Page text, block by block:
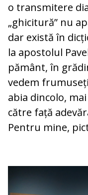
o transmitere
„ghicitură” nu
dar există în
la apostolul
pământ, în
vedem
abia dincolo,
către față
Pentru mine,